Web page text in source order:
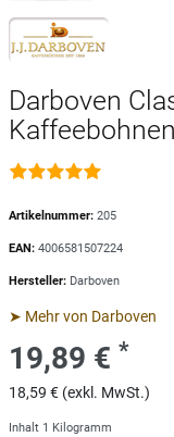
Darboven
Kaffeebohnen
Artikelnummer: 205
EAN: 4006581507224
Hersteller: Darboven
➤ Mehr von Darboven
19,89 € *
18,59 € (exkl. MwSt.)
Inhalt 1
Kilogramm